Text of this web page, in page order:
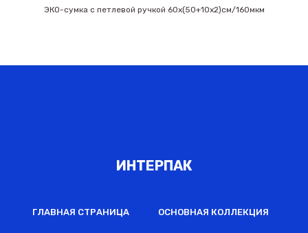
ЭКО-сумка с петлевой ручкой 60х(50+10х2)см/160мкм
ИНТЕРПАК
ГЛАВНАЯ СТРАНИЦА ОСНОВНАЯ КОЛЛЕКЦИЯ